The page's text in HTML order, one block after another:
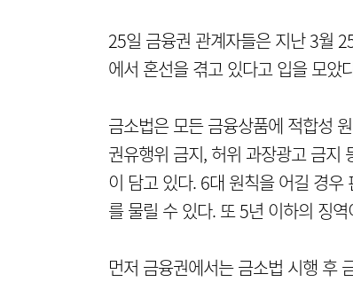
25일 금융권 관계자들은 지난 3월
에서 혼선을 겪고 있다고 입을 모았
금소법은 모든 금융상품에 적합성
권유행위 금지, 허위 과장광고 금지
이 담고 있다. 6대 원칙을 어길 경
를 물릴 수 있다. 또 5년 이하의 징
먼저 금융권에서는 금소법 시행 후